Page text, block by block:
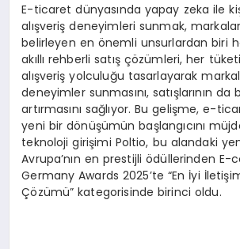
E-ticaret dünyasında yapay zeka ile
alışveriş deneyimleri sunmak,
belirleyen en önemli unsurlardan biri
akıllı rehberli satış çözümleri, her
alışveriş yolculuğu tasarlayarak
deneyimler sunmasını, satışlarının
artırmasını sağlıyor. Bu gelişme, e-
yeni bir dönüşümün başlangıcını
teknoloji girişimi Poltio, bu alandaki
Avrupa’nın en prestijli ödüllerinden
Germany Awards 2025’te “En İyi
Çözümü” kategorisinde birinci oldu.